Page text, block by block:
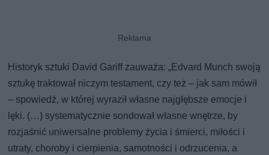
Historyk sztuki David Gariff zauważa: „Edvard Munch swoją
sztukę traktował niczym testament, czy też – jak sam mówił
– spowiedź, w której wyraził własne najgłębsze emocje i
lęki. (…) systematycznie sondował własne wnętrze, by
rozjaśnić uniwersalne problemy życia i śmierci, miłości i
utraty, choroby i cierpienia, samotności i odrzucenia, a